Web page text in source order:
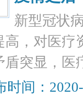
新型冠状
高，对医疗
盾突显，医
时间：